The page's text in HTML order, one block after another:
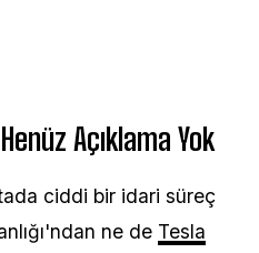
Açıklama Yok
ciddi bir idari süreç
ne de Tesla